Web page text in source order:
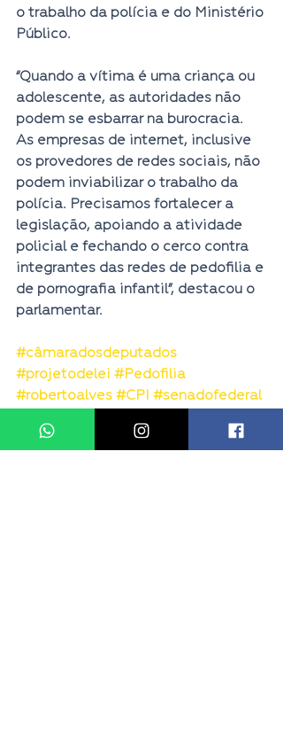
o trabalho da polícia e do Ministério
Público.
“Quando a vítima é uma criança ou
adolescente, as autoridades não
podem se esbarrar na burocracia.
As empresas de internet, inclusive
os provedores de redes sociais, não
podem inviabilizar o trabalho da
polícia. Precisamos fortalecer a
legislação, apoiando a atividade
policial e fechando o cerco contra
integrantes das redes de pedofilia e
de pornografia infantil”, destacou o
parlamentar.
#câmaradosdeputados
#projetodelei #Pedofilia
#robertoalves #CPI #senadofederal